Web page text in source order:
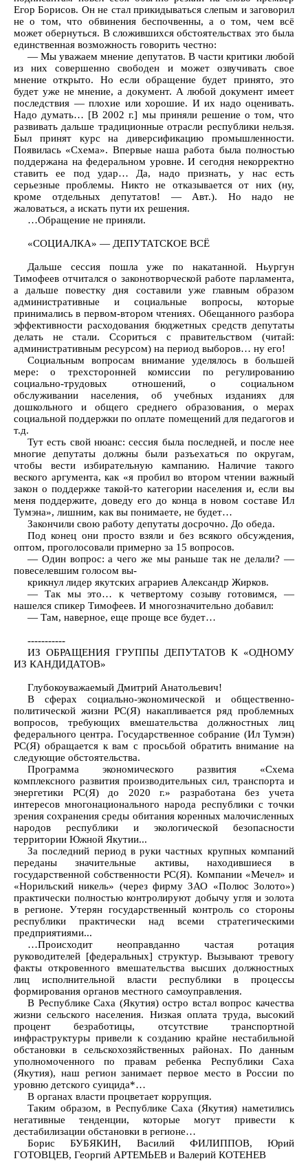
Егор Борисов. Он не стал прикидываться слепым и заговорил
не о том, что обвинения беспочвенны, а о том, чем всё
может обернуться. В сложившихся обстоятельствах это была
единственная возможность говорить честно:
— Мы уважаем мнение депутатов. В части критики любой
из них совершенно свободен и может озвучивать свое
мнение открыто. Но если обращение будет принято, это
будет уже не мнение, а документ. А любой документ имеет
последствия — плохие или хорошие. И их надо оценивать.
Надо думать… [В 2002 г.] мы приняли решение о том, что
развивать дальше традиционные отрасли республики нельзя.
Был принят курс на диверсификацию промышленности.
Появилась «Схема». Впервые наша работа была полностью
поддержана на федеральном уровне. И сегодня некорректно
ставить ее под удар… Да, надо признать, у нас есть
серьезные проблемы. Никто не отказывается от них (ну,
кроме отдельных депутатов! — Авт.). Но надо не
жаловаться, а искать пути их решения.
…Обращение не приняли.
«СОЦИАЛКА» — ДЕПУТАТСКОЕ ВСЁ
Дальше сессия пошла уже по накатанной. Ньургун
Тимофеев отчитался о законотворческой работе парламента,
а дальше повестку дня составили уже главным образом
административные и социальные вопросы, которые
принимались в первом-втором чтениях. Обещанного разбора
эффективности расходования бюджетных средств депутаты
делать не стали. Ссориться с правительством (читай:
административным ресурсом) на период выборов… ну его!
Социальным вопросам внимание уделялось в большей
мере: о трехсторонней комиссии по регулированию
социально-трудовых отношений, о социальном
обслуживании населения, об учебных изданиях для
дошкольного и общего среднего образования, о мерах
социальной поддержки по оплате помещений для педагогов и
т.д.
Тут есть свой нюанс: сессия была последней, и после нее
многие депутаты должны были разъехаться по округам,
чтобы вести избирательную кампанию. Наличие такого
веского аргумента, как «я пробил во втором чтении важный
закон о поддержке такой-то категории населения и, если вы
меня поддержите, доведу его до конца в новом составе Ил
Тумэна», лишним, как вы понимаете, не будет…
Закончили свою работу депутаты досрочно. До обеда.
Под конец они просто взяли и без всякого обсуждения,
оптом, проголосовали примерно за 15 вопросов.
— Один вопрос: а чего же мы раньше так не делали? —
повеселевшим голосом вы-
крикнул лидер якутских аграриев Александр Жирков.
— Так мы это… к четвертому созыву готовимся, —
нашелся спикер Тимофеев. И многозначительно добавил:
— Там, наверное, еще проще все будет…
-----------
ИЗ ОБРАЩЕНИЯ ГРУППЫ ДЕПУТАТОВ К «ОДНОМУ
ИЗ КАНДИДАТОВ»
Глубокоуважаемый Дмитрий Анатольевич!
В сферах социально-экономической и общественно-
политической жизни РС(Я) накапливается ряд проблемных
вопросов, требующих вмешательства должностных лиц
федерального центра. Государственное собрание (Ил Тумэн)
РС(Я) обращается к вам с просьбой обратить внимание на
следующие обстоятельства.
Программа экономического развития «Схема
комплексного развития производительных сил, транспорта и
энергетики РС(Я) до 2020 г.» разработана без учета
интересов многонационального народа республики с точки
зрения сохранения среды обитания коренных малочисленных
народов республики и экологической безопасности
территории Южной Якутии...
За последний период в руки частных крупных компаний
переданы значительные активы, находившиеся в
государственной собственности РС(Я). Компании «Мечел» и
«Норильский никель» (через фирму ЗАО «Полюс Золото»)
практически полностью контролируют добычу угля и золота
в регионе. Утерян государственный контроль со стороны
республики практически над всеми стратегическими
предприятиями...
…Происходит неоправданно частая ротация
руководителей [федеральных] структур. Вызывают тревогу
факты откровенного вмешательства высших должностных
лиц исполнительной власти республики в процессы
формирования органов местного самоуправления.
В Республике Саха (Якутия) остро встал вопрос качества
жизни сельского населения. Низкая оплата труда, высокий
процент безработицы, отсутствие транспортной
инфраструктуры привели к созданию крайне нестабильной
обстановки в сельскохозяйственных районах. По данным
уполномоченного по правам ребенка Республики Саха
(Якутия), наш регион занимает первое место в России по
уровню детского суицида*…
В органах власти процветает коррупция.
Таким образом, в Республике Саха (Якутия) наметились
негативные тенденции, которые могут привести к
дестабилизации обстановки в регионе…
Борис БУБЯКИН, Василий ФИЛИППОВ, Юрий
ГОТОВЦЕВ, Георгий АРТЕМЬЕВ и Валерий КОТЕНЕВ